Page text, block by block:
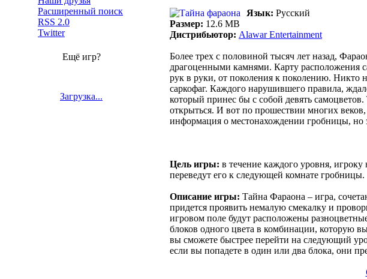
Расширенный поиск
RSS 2.0
Twitter
Ещё игр?
Загрузка...
Язык: Русский
Размер: 12.6 MB
Дистрибьютор: Alawar Entertainment
Более трех с половиной тысяч лет назад,
драгоценными камнями. Карту расположения
рук в руки, от поколения к поколению. Никто
саркофаг. Каждого нарушившего правила,
который принес бы с собой девять
открыться. И вот по прошествии многих
информация о местонахождении гробницы, но
Цель игры: в течение каждого уровня, игроку
переведут его к следующей комнате гробницы.
Описание игры: Тайна Фараона – игра,
придется проявить немалую смекалку и
игровом поле будут расположены
блоков одного цвета в комбинации, которую
вы сможете быстрее перейти на следующий
если вы попадете в один или два блока, они